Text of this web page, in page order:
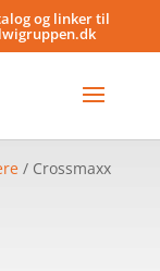
og linker til
/ Crossmaxx